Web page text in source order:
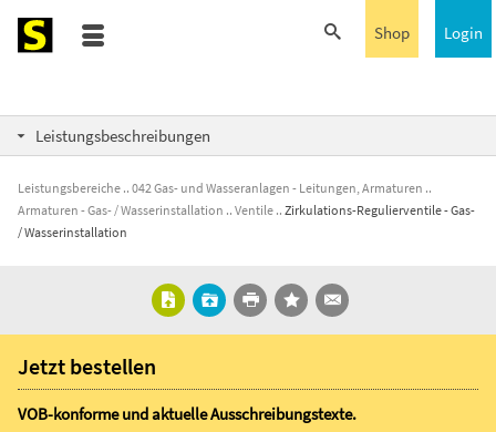
Login
Shop
Leistungsbeschreibungen
Leistungsbereiche
042 Gas- und Wasseranlagen - Leitungen, Armaturen
Armaturen - Gas- / Wasserinstallation
Ventile
Zirkulations-Regulierventile - Gas-
/ Wasserinstallation
Jetzt bestellen
VOB-konforme und aktuelle Ausschreibungstexte.